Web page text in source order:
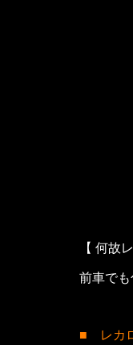
【 何故
前車で
■ レカ